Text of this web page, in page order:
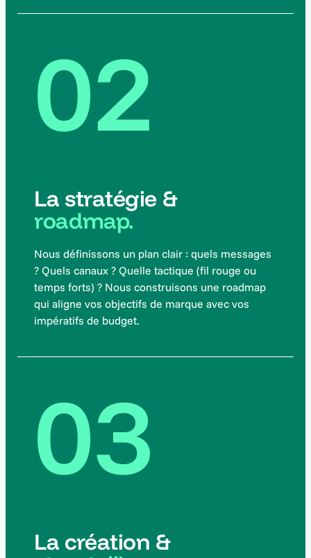
02
La stratégie &
roadmap.
Nous définissons un plan clair : quels messages
? Quels canaux ? Quelle tactique (fil rouge ou
temps forts) ? Nous construisons une roadmap
qui aligne vos objectifs de marque avec vos
impératifs de budget.
03
La création &